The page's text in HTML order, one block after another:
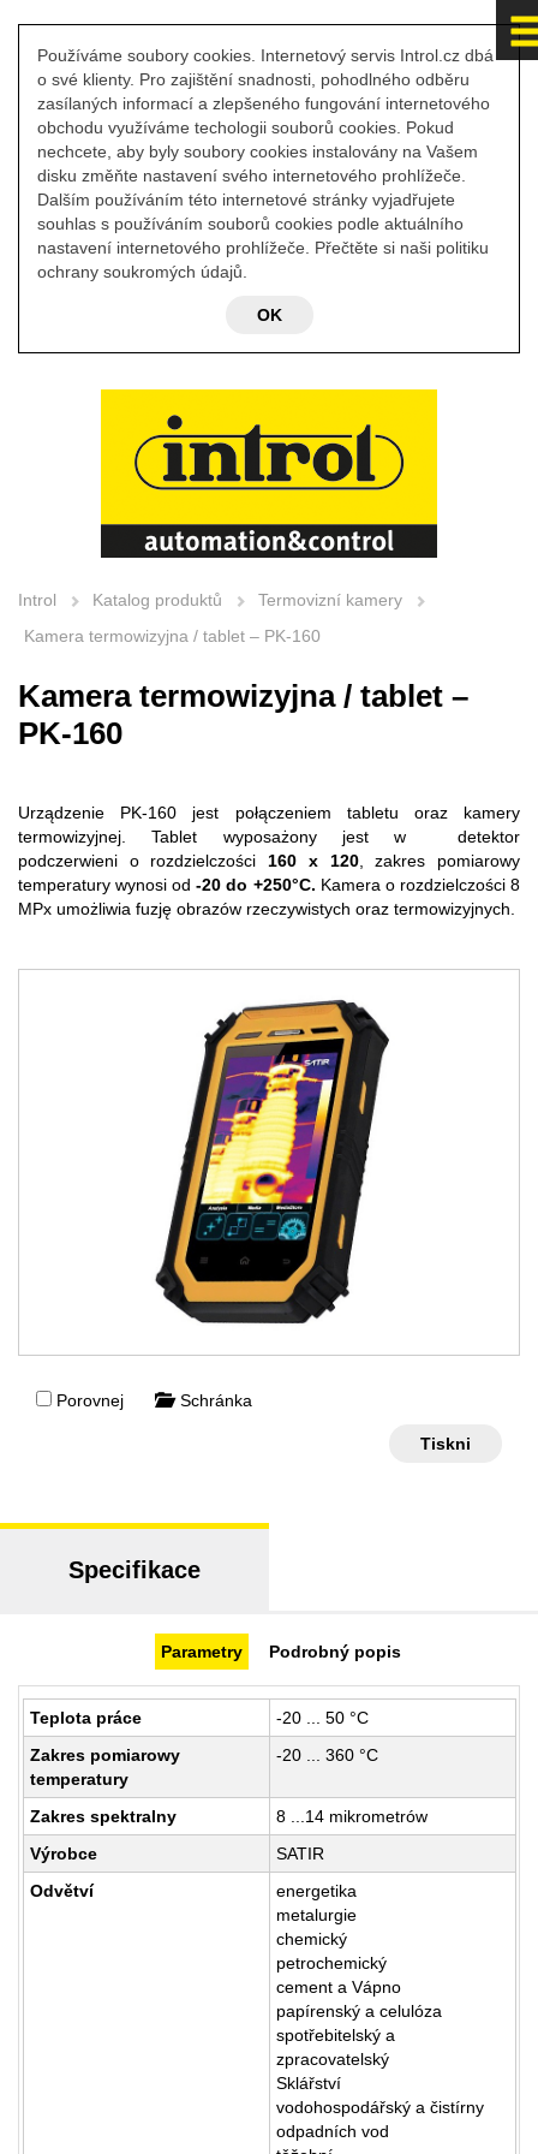
Používáme soubory cookies. Internetový servis Introl.cz dbá
o své klienty. Pro zajištění snadnosti, pohodlného odběru
zasílaných informací a zlepšeného fungování internetového
obchodu využíváme techologii souborů cookies. Pokud
nechcete, aby byly soubory cookies instalovány na Vašem
disku změňte nastavení svého internetového prohlížeče.
Dalším používáním této internetové stránky vyjadřujete
souhlas s používáním souborů cookies podle aktuálního
nastavení internetového prohlížeče. Přečtěte si naši politiku
ochrany soukromých údajů.
OK
Introl Katalog produktů
Termovizní kamery
Kamera termowizyjna / tablet – PK-160
Kamera termowizyjna / tablet –
PK-160
Urządzenie PK-160 jest połączeniem tabletu oraz kamery
termowizyjnej. Tablet wyposażony jest w detektor
podczerwieni o rozdzielczości 160 x 120, zakres pomiarowy
temperatury wynosi od-20 do +250°C. Kamera o rozdzielczości 8
MPx umożliwia fuzję obrazów rzeczywistych oraz termowizyjnych.
Porovnej Schránka
Tiskni
Specifikace
Parametry Podrobný popis
Teplota práce
-20 ... 50 °C
Zakres pomiarowy
temperatury
-20 ... 360 °C
Zakres spektralny
8 ...14 mikrometrów
Výrobce
SATIR
Odvětví
energetika
metalurgie
chemický
petrochemický
cement a Vápno
papírenský a celulóza
spotřebitelský a
zpracovatelský
Sklářství
vodohospodářský a čistírny
odpadních vod